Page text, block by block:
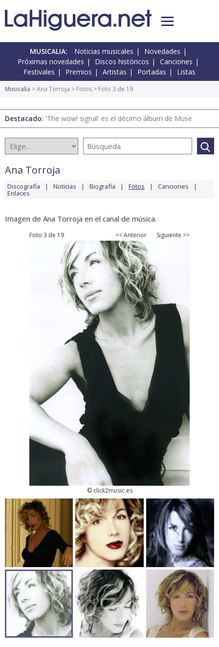
MUSICALIA: Noticias musicales
Novedades
Próximas novedades
Discos históricos
Canciones
Festivales
Premios Artistas Portadas Listas
Musicalia >Ana Torroja > Fotos > Foto 3 de 19
Destacado: 'The wow! signal' es el décimo álbum de Muse
Ana Torroja
Discografía Noticias Biografía Fotos Canciones
Enlaces
Imagen de Ana Torroja en el canal de música.
Foto 3 de 19 << Anterior Siguiente >>
© click2music.es